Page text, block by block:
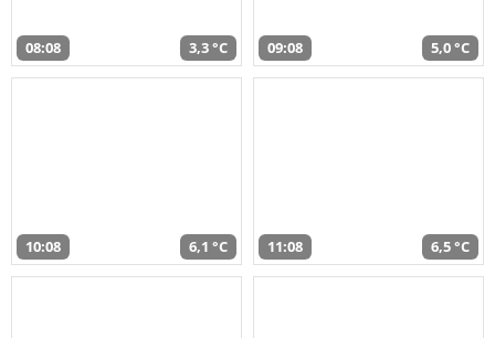
08:08 3,3 °C 09:08 5,0 °C
10:08 6,1 °C 11:08 6,5 °C